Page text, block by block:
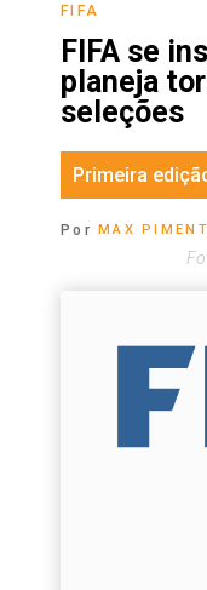
FIFA
FIFA se
planeja
seleções
Primeira
Por MAX